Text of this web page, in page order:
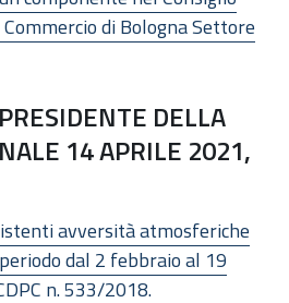
di Bologna Settore
DELLA
14 APRILE 2021,
avversità atmosferiche
dal 2 febbraio al 19
n. 533/2018.